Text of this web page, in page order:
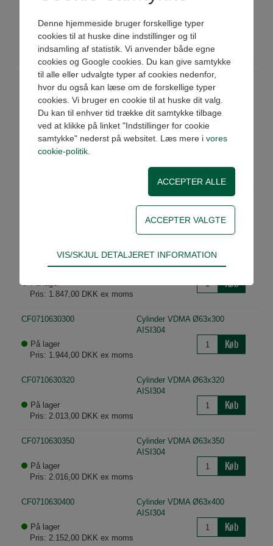
AISI304
På lager
Pris: 1.605,00 DKK ex moms
CF0710630125
Cylinder VDMA Ø63x125
AISI304
På lager
Pris: 1.647,00 DKK ex moms
CF0710630160
Cylinder VDMA Ø63x160
Cylinder VDMA Ø63x200
AISI304
Køb
CF0710630250
Cylinder VDMA Ø63x250
AISI304
På lager
Pris: 1.847,00 DKK ex moms
Køb
CF0710630300
Cylinder VDMA Ø63x300
AISI304
På lager
Pris: 1.944,00 DKK ex moms
Køb
CF0710630320
Cylinder VDMA Ø63x320
AISI304
På lager
Pris: 2.013,00 DKK ex moms
Køb
CF0710630350
Cylinder VDMA Ø63x350
AISI304
På lager
Pris: 2.016,00 DKK ex moms
Køb
CF0710630400
Cylinder VDMA Ø63x400
AISI304
På lager
Pris: 2.152,00 DKK ex moms
Køb
Denne hjemmeside bruger forskellige typer
cookies til at huske dine indstillinger og til
indsamling af statistik. Vi anvender både egne
cookies og Google cookies. Du kan give samtykke
til alle eller udvalgte typer af cookies nedenfor,
hvor du også kan læse om de forskellige typer
cookies. Vi bruger en cookie til at huske dit valg.
Du kan til enhver tid trække dit samtykke tilbage
ved at klikke på linket "Indstillinger for cookie
samtykke" nederst på websitet. Læs mere i vores
cookie-politik
Teknisk
Tekniske cookies er nødvendige for hjemmesidens
adgangskontrol samt indkøbskurv og kan derfor
Statistik-cookies bruges til at optimere design,
brugervenlighed og effektiviteten af en
hjemmeside. Fx ved at indsamle besøgsstatistik
om antal besøg og hvordan hjemmesiden bruges.
VIS/SKJUL DETALJERET INFORMATION